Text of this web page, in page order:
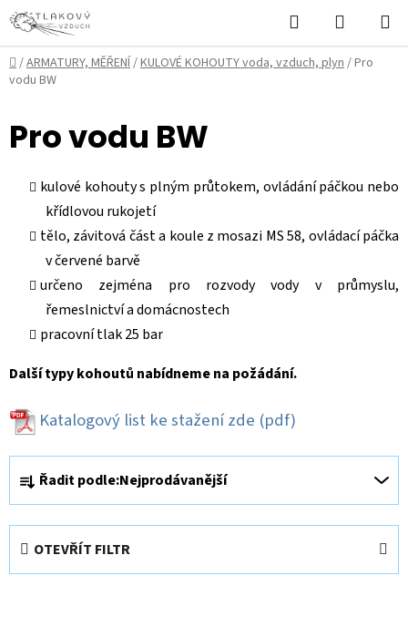
Přejít
na
obsah
Hledat
KOŠÍK
Domů
/ARMATURY, MĚŘENÍ/KULOVÉ KOHOUTY voda, vzduch, plyn/Pro
vodu BW
Pro vodu BW
kulové kohouty s plným průtokem, ovládání páčkou nebo
křídlovou rukojetí
tělo, závitová část a koule z mosazi MS 58, ovládací páčka
v červené barvě
určeno zejména pro rozvody vody v průmyslu,
řemeslnictví a domácnostech
pracovní tlak 25 bar
Další typy kohoutů nabídneme na požádání.
Katalogový list ke stažení zde (pdf)
Ř
a
z
e
n
Řadit podle:Nejprodávanější
OTEVŘÍT FILTR